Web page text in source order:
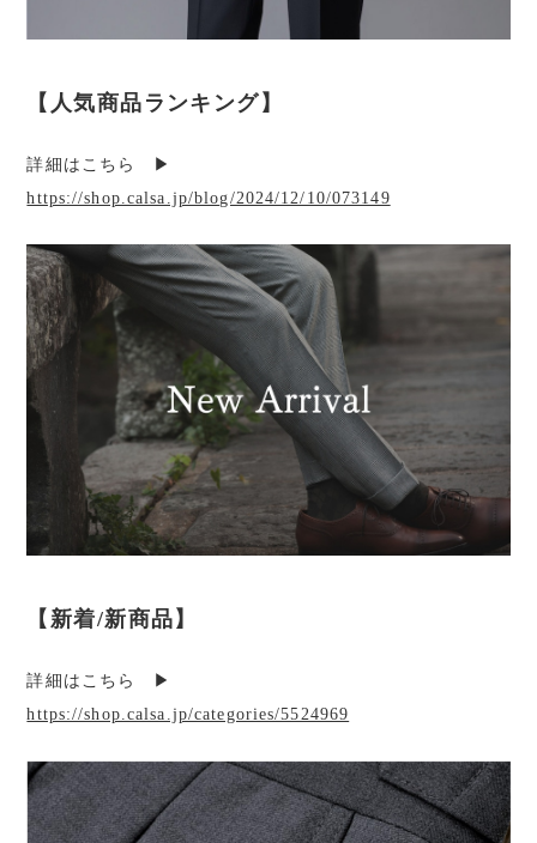
【人気商品ランキング】
詳細はこちら ▶︎
https://shop.calsa.jp/blog/2024/12/10/073149
【新着/新商品】
詳細はこちら ▶︎
https://shop.calsa.jp/categories/5524969